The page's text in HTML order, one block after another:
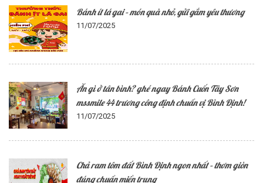
Bánh ít lá gai – món quà nhỏ, gửi gắm yêu thương
11/07/2025
Ăn gì ở tân bình? ghé ngay Bánh Cuốn Tây Sơn
mssmile 44 trương công định chuẩn vị Bình Định!
11/07/2025
Chả ram tôm đất Bình Định ngon nhất – thơm giòn
đúng chuẩn miền trung